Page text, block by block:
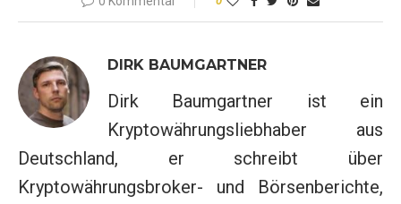
DIRK BAUMGARTNER
Dirk Baumgartner ist ein
Kryptowährungsliebhaber aus
Deutschland, er schreibt über
Kryptowährungsbroker- und Börsenberichte,